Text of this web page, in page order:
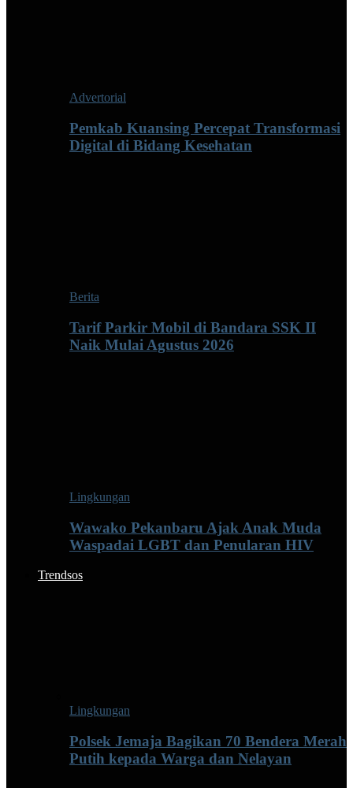
Advertorial
Pemkab Kuansing Percepat Transformasi
Digital di Bidang Kesehatan
Berita
Tarif Parkir Mobil di Bandara SSK II
Naik Mulai Agustus 2026
Lingkungan
Wawako Pekanbaru Ajak Anak Muda
Waspadai LGBT dan Penularan HIV
Trendsos
Lingkungan
Polsek Jemaja Bagikan 70 Bendera Merah
Putih kepada Warga dan Nelayan